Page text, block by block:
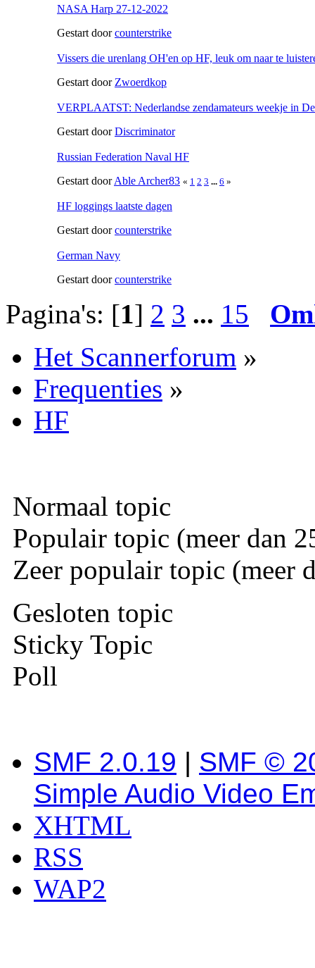
NASA Harp 27-12-2022
Gestart doorcounterstrike
Vissers die urenlang OH'en op HF, leuk om naar te
Gestart door Zwoerdkop
VERPLAATST: Nederlandse zendamateurs weekje in
Gestart doorDiscriminator
Russian Federation Naval HF
Gestart doorAble Archer83 « 1 2 3 ... 6 »
HF loggings laatste dagen
Gestart doorcounterstrike
German Navy
Gestart doorcounterstrike
Pagina's: [1] 2 3 ... 15
Het Scannerforum »
Frequenties »
HF
Normaal topic
Populair topic (meer dan
Zeer populair topic (meer
Gesloten topic
Sticky Topic
Poll
SMF 2.0.19 | SMF ©
Simple Audio Video
XHTML
RSS
WAP2